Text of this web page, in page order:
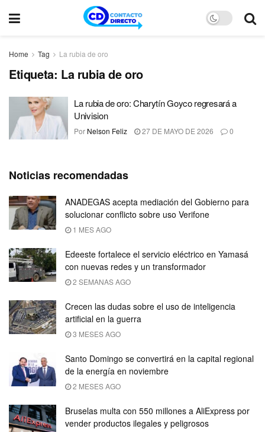
Home Tag La rubia de oro
Etiqueta: La rubia de oro
La rubia de oro: Charytín Goyco regresará a
Univision
Por Nelson Feliz 27 DE MAYO DE 2026 0
Noticias recomendadas
ANADEGAS acepta mediación del Gobierno para
solucionar conflicto sobre uso Verifone
1 MES AGO
Edeeste fortalece el servicio eléctrico en Yamasá
con nuevas redes y un transformador
2 SEMANAS AGO
Crecen las dudas sobre el uso de inteligencia
artificial en la guerra
3 MESES AGO
Santo Domingo se convertirá en la capital regional
de la energía en noviembre
2 MESES AGO
Bruselas multa con 550 millones a AliExpress por
vender productos ilegales y peligrosos